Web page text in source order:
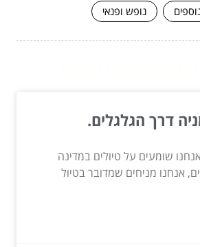
נופש ופנאי
דרך הגלגלים.
שומעים על טיולים במדינה
אנחנו מניחים שמדובר בטיול